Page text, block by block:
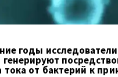
годы
генерируют
тока от бактерий к